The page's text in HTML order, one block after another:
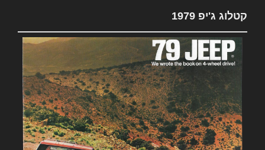
קטלוג ג'יפ 1979